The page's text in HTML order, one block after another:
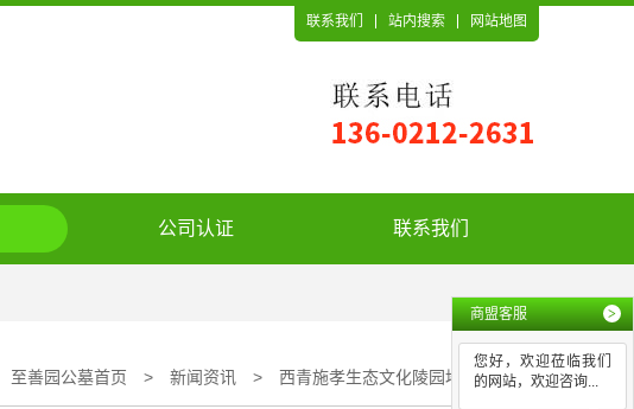
联系我们 站内搜索 网站地图
公司认证 联系我们
至善园公墓首页 > 新闻资讯 > 西青施孝生态文化陵园地点_至善园陵园怎么样 ( 本地商家)
商盟客服 >
您好，欢迎莅临我们
的网站，欢迎咨询...